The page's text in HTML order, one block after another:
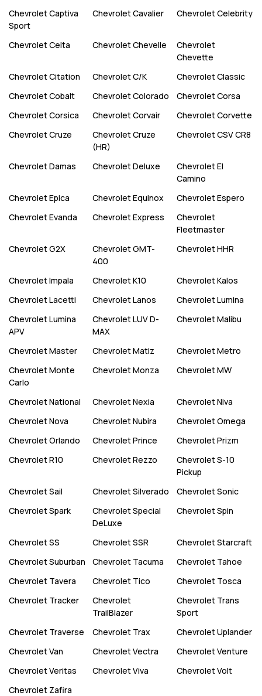
ChevroletCaptiva
Sport
ChevroletCavalier ChevroletCelebrity
ChevroletCelta ChevroletChevelle
Chevrolet
Chevette
ChevroletCitation ChevroletC/K ChevroletClassic
ChevroletCobalt ChevroletColorado ChevroletCorsa
ChevroletCorsica ChevroletCorvair ChevroletCorvette
ChevroletCruze ChevroletCruze
(HR)
ChevroletCSV CR8
ChevroletDamas ChevroletDeluxe ChevroletEl
Camino
ChevroletEpica ChevroletEquinox ChevroletEspero
ChevroletEvanda ChevroletExpress
Chevrolet
Fleetmaster
ChevroletG2X ChevroletGMT-
400
ChevroletHHR
ChevroletImpala ChevroletK10 ChevroletKalos
ChevroletLacetti ChevroletLanos ChevroletLumina
ChevroletLumina
APV
ChevroletLUV D-
MAX
ChevroletMalibu
ChevroletMaster ChevroletMatiz ChevroletMetro
ChevroletMonte
Carlo
ChevroletMonza ChevroletMW
ChevroletNational ChevroletNexia ChevroletNiva
ChevroletNova ChevroletNubira ChevroletOmega
ChevroletOrlando ChevroletPrince ChevroletPrizm
ChevroletR10 ChevroletRezzo ChevroletS-10
Pickup
ChevroletSail ChevroletSilverado ChevroletSonic
ChevroletSpark ChevroletSpecial
DeLuxe
ChevroletSpin
ChevroletSS ChevroletSSR ChevroletStarcraft
ChevroletSuburban Chevrolet Tacuma Chevrolet Tahoe
Chevrolet Tavera Chevrolet Tico Chevrolet Tosca
Chevrolet Tracker
Chevrolet
TrailBlazer
Chevrolet Trans
Sport
Chevrolet Traverse Chevrolet Trax ChevroletUplander
ChevroletVan ChevroletVectra ChevroletVenture
ChevroletVeritas ChevroletViva ChevroletVolt
Chevrolet Zafira